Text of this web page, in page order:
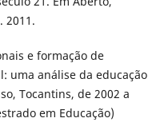
2011.
e formação de
uma análise da educação
Tocantins, de 2002 a
em Educação)